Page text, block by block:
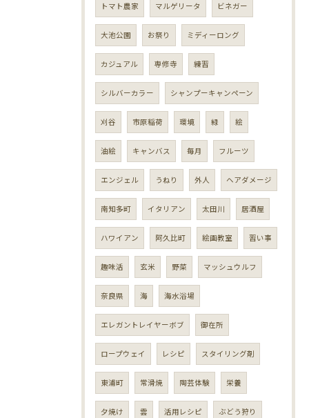
トマト農家 マルゲリータ ビネガー
大池公園 お祭り ミディーロング
カジュアル 専修寺 練習
シルバーカラー シャンプーキャンペーン
刈谷 市原稲荷 環境 緑 絵
油絵 キャンバス 毎月 フルーツ
エンジェル うねり 外人 ヘアダメージ
南知多町 イタリアン 太田川 居酒屋
ハワイアン 阿久比町 絵画教室 習い事
趣味活 玄米 野菜 マッシュウルフ
奈良県 海 海水浴場
エレガントレイヤーボブ 御在所
ロープウェイ レシピ スタイリング剤
東浦町 常滑焼 陶芸体験 栄養
夕焼け 雲 活用レシピ ぶどう狩り